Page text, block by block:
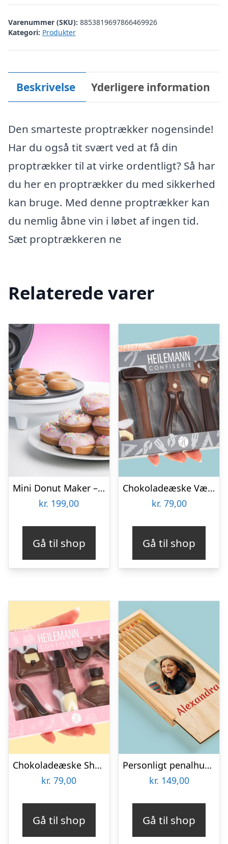
Varenummer (SKU): 8853819697866469926
Kategori: Produkter
Beskrivelse Yderligere information
Den smarteste proptrækker nogensinde!
Har du også tit svært ved at få din
proptrækker til at virke ordentligt? Så har
du her en proptrækker du med sikkerhed
kan bruge. Med denne proptrækker kan
du nemlig åbne vin i løbet af ingen tid.
Sæt proptrækkeren ne
Relaterede varer
Mini Donut Maker – KitchPro
kr. 199,00
Gå til shop
Chokoladeæske Værktøj
kr. 79,00
Gå til shop
Chokoladeæske Shopping
kr. 79,00
Gå til shop
Personligt penalhus med foto & tekst
kr. 149,00
Gå til shop